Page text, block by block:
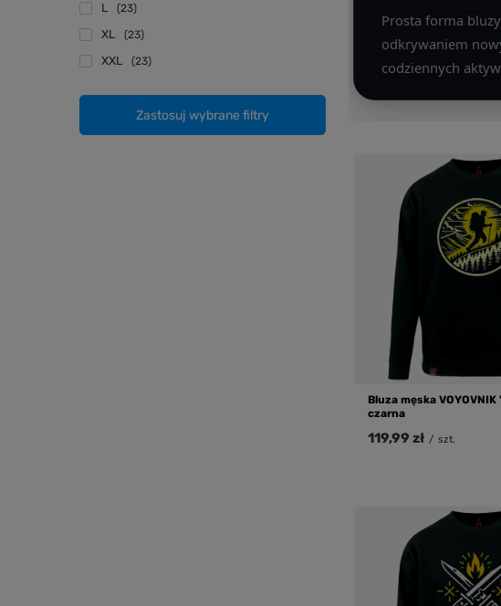
L 23
XL 23
XXL 23
Zastosuj wybrane filtry
Prosta forma
odkrywaniem
codziennych
Bluza męska
czarna
119,99 zł / szt.